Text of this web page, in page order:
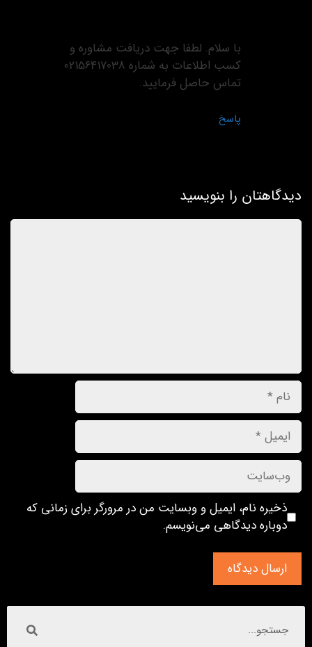
با سلام. لطفا جهت دریافت مشاوره و
کسب اطلاعات به شماره 02156417038
تماس حاصل فرمایید.
پاسخ
دیدگاهتان را بنویسید
ذخیره نام، ایمیل و وبسایت من در مرورگر برای زمانی که
دوباره دیدگاهی می‌نویسم.